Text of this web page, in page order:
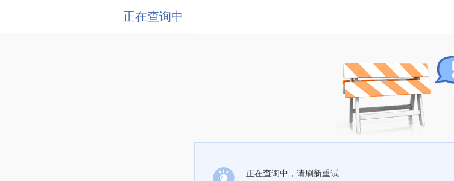
正在查询中
正在查询中，请刷新重试